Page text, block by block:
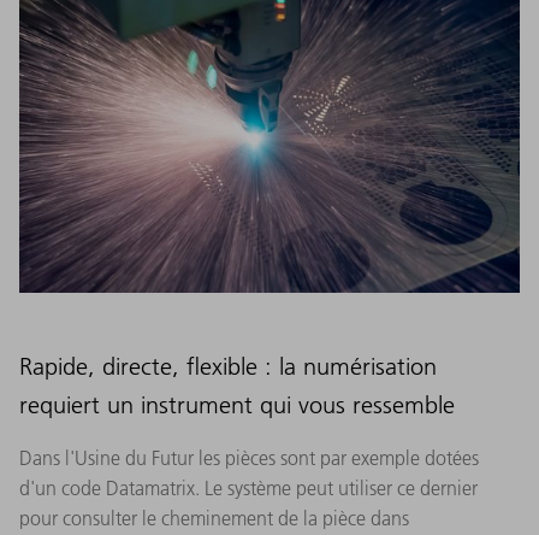
Rapide, directe, flexible : la numérisation
requiert un instrument qui vous ressemble
Dans l'Usine du Futur les pièces sont par exemple dotées
d'un code Datamatrix. Le système peut utiliser ce dernier
pour consulter le cheminement de la pièce dans